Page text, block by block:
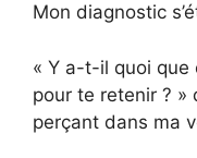
Mon diagnostic
« Y a-t-il quoi que
pour te retenir ?
perçant dans ma